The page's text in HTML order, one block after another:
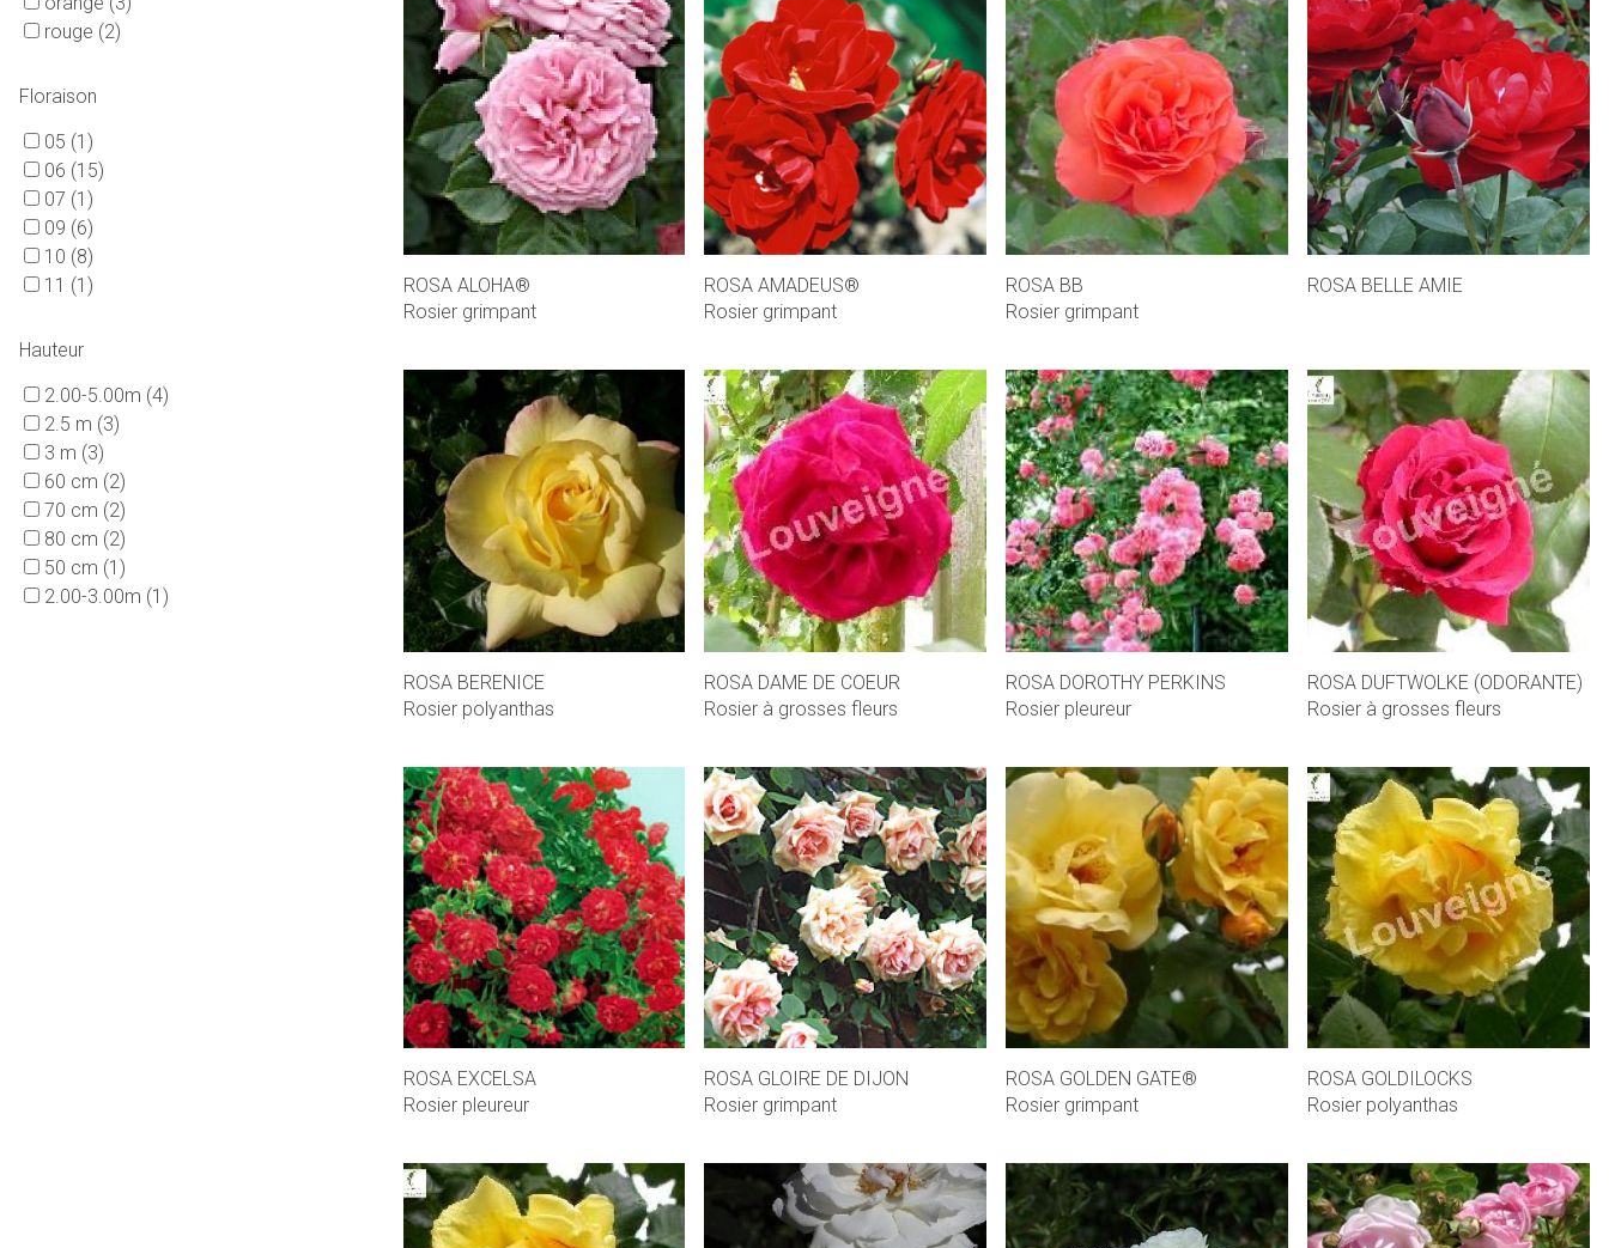
rouge (2)
Floraison
05 (1)
06 (15)
07 (1)
09 (6)
10 (8)
11 (1)
Hauteur
2.00-5.00m (4)
2.5 m (3)
3 m (3)
60 cm (2)
70 cm (2)
80 cm (2)
50 cm (1)
2.00-3.00m (1)
ROSA ALOHA®
Rosier grimpant
ROSA AMADEUS®
Rosier grimpant
ROSA BB
Rosier grimpant
ROSA BELLE AMIE
ROSA BERENICE
Rosier polyanthas
ROSA DAME DE COEUR
Rosier à grosses fleurs
ROSA DOROTHY PERKINS
Rosier pleureur
ROSA DUFTWOLKE (ODORANTE)
Rosier à grosses fleurs
ROSA EXCELSA
Rosier pleureur
ROSA GLOIRE DE DIJON
Rosier grimpant
ROSA GOLDEN GATE®
Rosier grimpant
ROSA GOLDILOCKS
Rosier polyanthas